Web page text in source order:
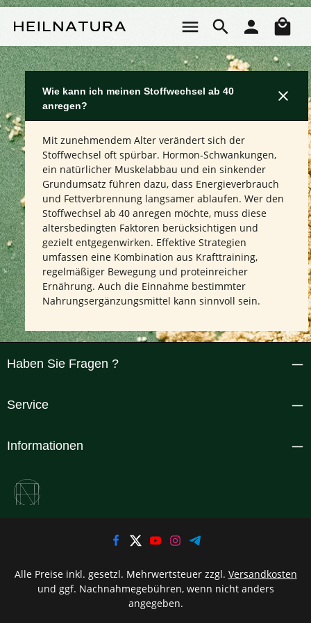
Wie kann ich meinen Stoffwechsel ab 40
anregen?
Mit zunehmendem Alter verändert sich der
Stoffwechsel oft spürbar. Hormon-Schwankungen,
ein natürlicher Muskelabbau und ein sinkender
Grundumsatz führen dazu, dass Energieverbrauch
und Fettverbrennung langsamer ablaufen. Wer den
Stoffwechsel ab 40 anregen möchte, muss diese
altersbedingten Faktoren berücksichtigen und
gezielt entgegenwirken. Effektive Strategien
umfassen eine Kombination aus Krafttraining,
regelmäßiger Bewegung und proteinreicher
Ernährung. Auch die Einnahme bestimmter
Nahrungsergänzungsmittel kann sinnvoll sein.
Haben Sie Fragen ?
Service
Informationen
Alle Preise inkl. gesetzl. Mehrwertsteuer zzgl. Versandkosten
und ggf. Nachnahmegebühren, wenn nicht anders
angegeben.